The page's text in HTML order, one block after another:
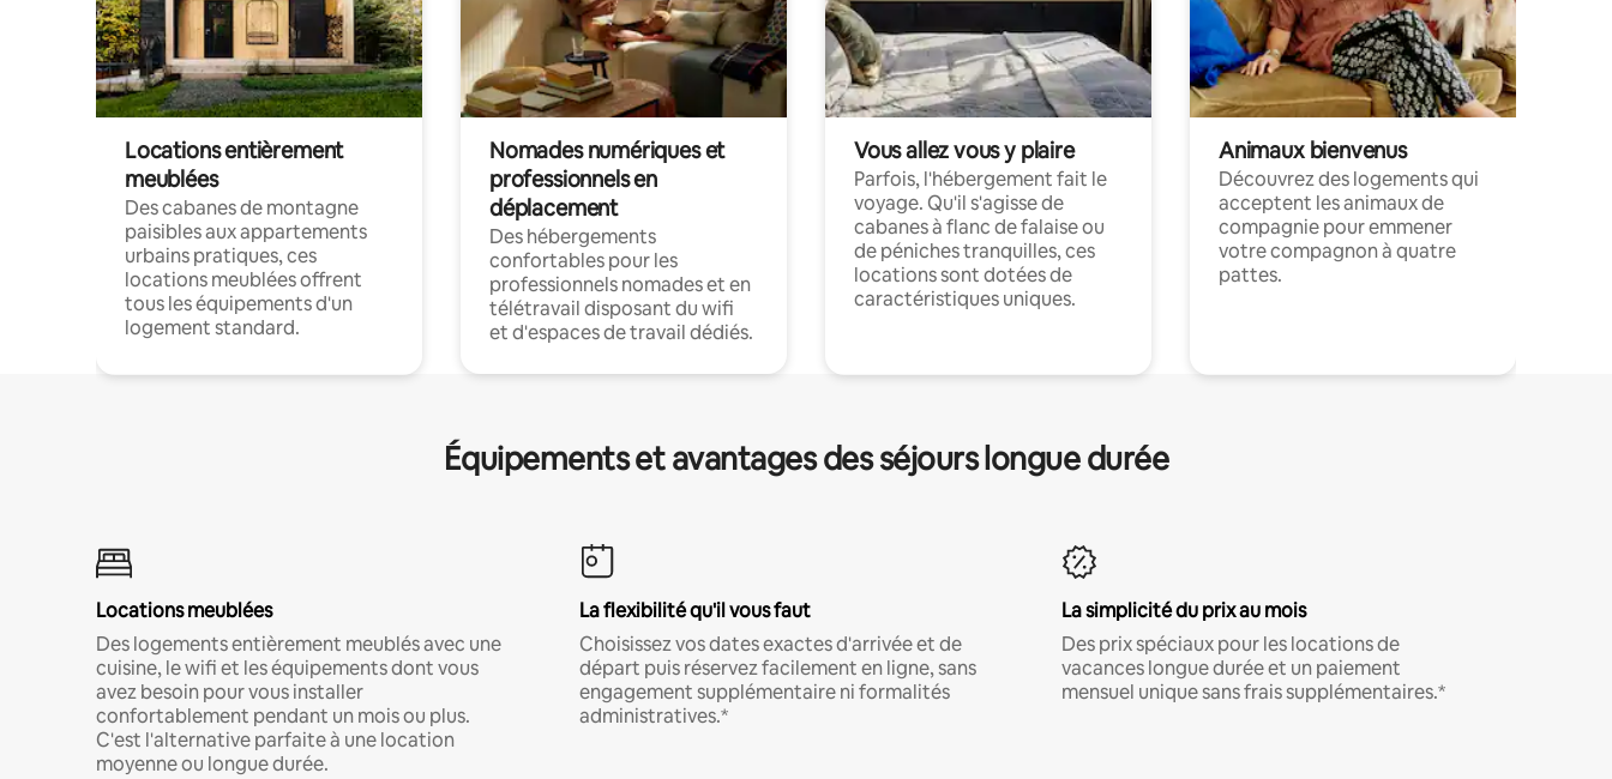
Locations entièrement
meublées
Des cabanes de montagne
paisibles aux appartements
urbains pratiques, ces
locations meublées offrent
tous les équipements d'un
logement standard.
Nomades numériques et
professionnels en
déplacement
Des hébergements
confortables pour les
professionnels nomades et en
télétravail disposant du wifi
et d'espaces de travail dédiés.
Vous allez vous y plaire
Parfois, l'hébergement fait le
voyage. Qu'il s'agisse de
cabanes à flanc de falaise ou
de péniches tranquilles, ces
locations sont dotées de
caractéristiques uniques.
Animaux bienvenus
Découvrez des logements qui
acceptent les animaux de
compagnie pour emmener
votre compagnon à quatre
pattes.
Équipements et avantages des séjours longue durée
Locations meublées
Des logements entièrement meublés avec une
cuisine, le wifi et les équipements dont vous
avez besoin pour vous installer
confortablement pendant un mois ou plus.
C'est l'alternative parfaite à une location
moyenne ou longue durée.
La flexibilité qu'il vous faut
Choisissez vos dates exactes d'arrivée et de
départ puis réservez facilement en ligne, sans
engagement supplémentaire ni formalités
administratives.*
La simplicité du prix au mois
Des prix spéciaux pour les locations de
vacances longue durée et un paiement
mensuel unique sans frais supplémentaires.*